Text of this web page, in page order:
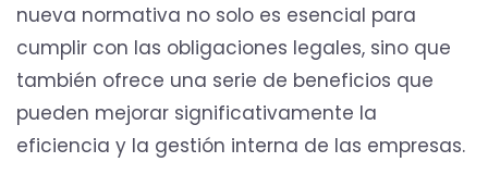
nueva normativa no solo es esencial para
cumplir con las obligaciones legales, sino que
también ofrece una serie de beneficios que
pueden mejorar significativamente la
eficiencia y la gestión interna de las empresas.